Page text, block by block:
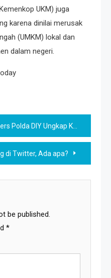
UKM) juga
karena dinilai merusak
(UMKM) lokal dan
dalam negeri.
Penemuan Mayat Dalam Kondisi Termutilasi di Sleman
di Twitter, Ada apa?
be published.
*